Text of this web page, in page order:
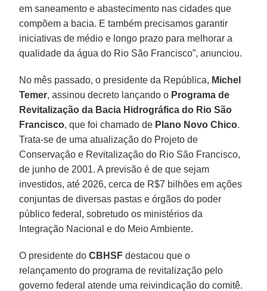
em saneamento e abastecimento nas cidades que
compõem a bacia. E também precisamos garantir
iniciativas de médio e longo prazo para melhorar a
qualidade da água do Rio São Francisco”, anunciou.
No mês passado, o presidente da República, Michel
Temer, assinou decreto lançando o Programa de
Revitalização da Bacia Hidrográfica do Rio São
Francisco, que foi chamado de Plano Novo Chico.
Trata-se de uma atualização do Projeto de
Conservação e Revitalização do Rio São Francisco,
de junho de 2001. A previsão é de que sejam
investidos, até 2026, cerca de R$7 bilhões em ações
conjuntas de diversas pastas e órgãos do poder
público federal, sobretudo os ministérios da
Integração Nacional e do Meio Ambiente.
O presidente do CBHSF destacou que o
relançamento do programa de revitalização pelo
governo federal atende uma reivindicação do comitê.